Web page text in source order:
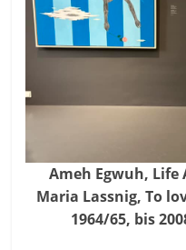
Ameh Egwuh, Life
Maria Lassnig, To
1964/65, bis